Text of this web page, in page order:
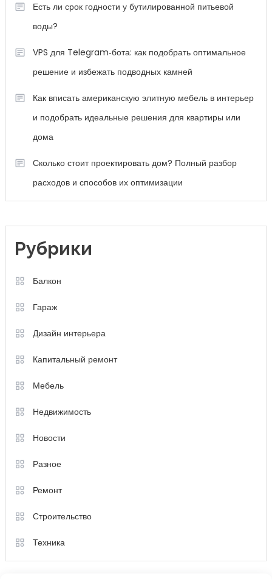
Есть ли срок годности у бутилированной питьевой
воды?
VPS для Telegram‑бота: как подобрать оптимальное
решение и избежать подводных камней
Как вписать американскую элитную мебель в интерьер
и подобрать идеальные решения для квартиры или
дома
Сколько стоит проектировать дом? Полный разбор
расходов и способов их оптимизации
Рубрики
Балкон
Гараж
Дизайн интерьера
Капитальный ремонт
Мебель
Недвижимость
Новости
Разное
Ремонт
Строительство
Техника